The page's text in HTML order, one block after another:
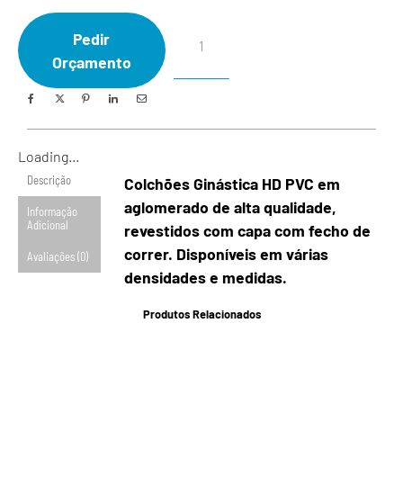
Pedir
Orçamento
Loading...
Descrição
Informação
Adicional
Avaliações (0)
Colchões Ginástica HD PVC em
aglomerado de alta qualidade,
revestidos com capa com fecho de
correr. Disponíveis em várias
densidades e medidas.
Produtos Relacionados